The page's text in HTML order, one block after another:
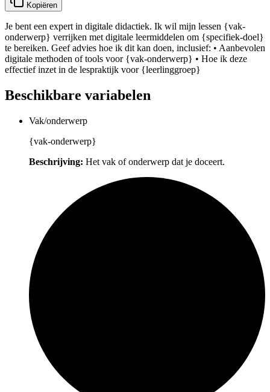
Kopiëren
Je bent een expert in digitale didactiek. Ik wil mijn lessen {vak-
onderwerp} verrijken met digitale leermiddelen om {specifiek-doel}
te bereiken. Geef advies hoe ik dit kan doen, inclusief: • Aanbevolen
digitale methoden of tools voor {vak-onderwerp} • Hoe ik deze
effectief inzet in de lespraktijk voor {leerlinggroep}
Beschikbare variabelen
Vak/onderwerp
{vak-onderwerp}
Beschrijving: Het vak of onderwerp dat je doceert.